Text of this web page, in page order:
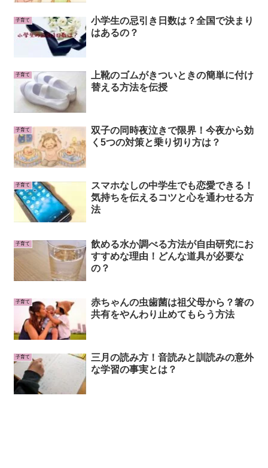
子育て
小学生の忌引き日数は？全国で決まり
はあるの？
子育て
上靴のゴムがきついときの簡単に付け
替える方法を伝授
子育て
双子の同時夜泣きで限界！今夜から効
く5つの対策と乗り切り方は？
子育て
スマホなしの中学生でも恋愛できる！
気持ちを伝えるコツと心を通わせる方
法
子育て
飲める水か調べる方法が自由研究にお
すすめな理由！どんな道具が必要な
の？
子育て
赤ちゃんの虫歯菌は祖父母から？箸の
共有をやんわり止めてもらう方法
子育て
三月の読み方！音読みと訓読みの意外
な学習の事実とは？